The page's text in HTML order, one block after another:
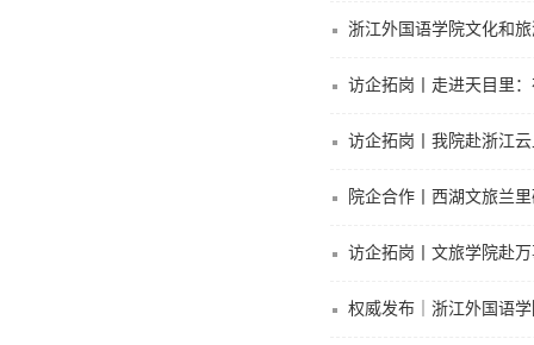
浙江外国语学院文化和
访企拓岗丨走进天目里
访企拓岗丨我院赴浙江
院企合作丨西湖文旅兰
访企拓岗丨文旅学院赴
权威发布｜浙江外国语